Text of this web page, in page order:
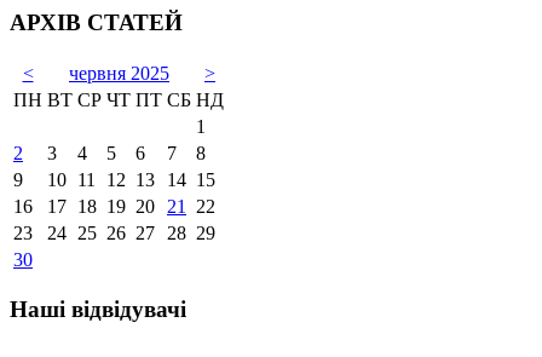
АРХІВ СТАТЕЙ
< червня 2025
>
ПН ВТ СР ЧТ ПТ СБ НД
1
2
3 4 5 6 7
8
9
10 11 12 13 14 15
16
17 18 19 20 21
22
23
24 25 26 27 28 29
30
Наші відвідувачі